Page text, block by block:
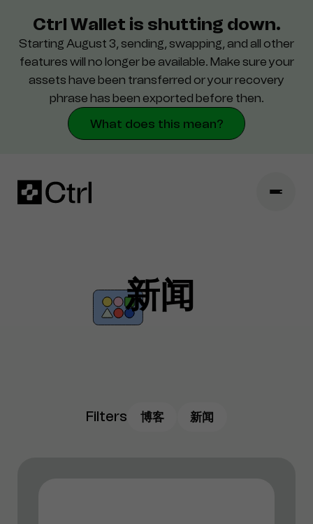
Ctrl Wallet is shutting down.
Starting August 3, sending, swapping, and all other
features will no longer be available. Make sure your
assets have been transferred or your recovery
phrase has been exported before then.
What does this mean?
支持
安全
新闻
Filters 博客 新闻